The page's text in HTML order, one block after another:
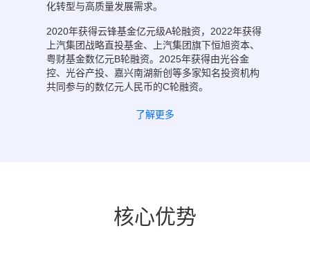
化转型与高质量发展需求。
2020年获得云锋基金亿元级A轮融资，2022年获得
上汽集团战略直投基金、上汽集团旗下恒旭资本、
粤财基金数亿元B轮融资。2025年获得由光谷金
控、光谷产投、嘉兴南湖新创等多家知名投资机构
共同参与的数亿元人民币的C轮融资。
了解更多
核心优势